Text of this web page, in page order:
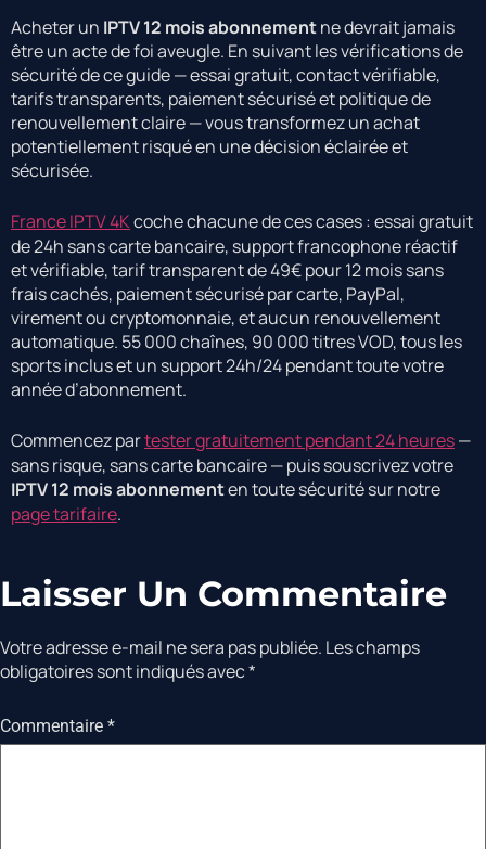
Acheter un IPTV 12 mois abonnementne devrait jamais
être un acte de foi aveugle. En suivant les vérifications de
sécurité de ce guide — essai gratuit, contact vérifiable,
tarifs transparents, paiement sécurisé et politique de
renouvellement claire — vous transformez un achat
potentiellement risqué en une décision éclairée et
sécurisée.
France IPTV 4Kcoche chacune de ces cases : essai gratuit
de 24h sans carte bancaire, support francophone réactif
et vérifiable, tarif transparent de 49€ pour 12 mois sans
frais cachés, paiement sécurisé par carte, PayPal,
virement ou cryptomonnaie, et aucun renouvellement
automatique. 55 000 chaînes, 90 000 titres VOD, tous les
sports inclus et un support 24h/24 pendant toute votre
année d’abonnement.
Commencez partester gratuitement pendant 24 heures—
sans risque, sans carte bancaire — puis souscrivez votre
IPTV 12 mois abonnementen toute sécurité sur notre
page tarifaire.
Laisser Un Commentaire
Votre adresse e-mail ne sera pas publiée. Les champs
obligatoires sont indiqués avec*
Commentaire *